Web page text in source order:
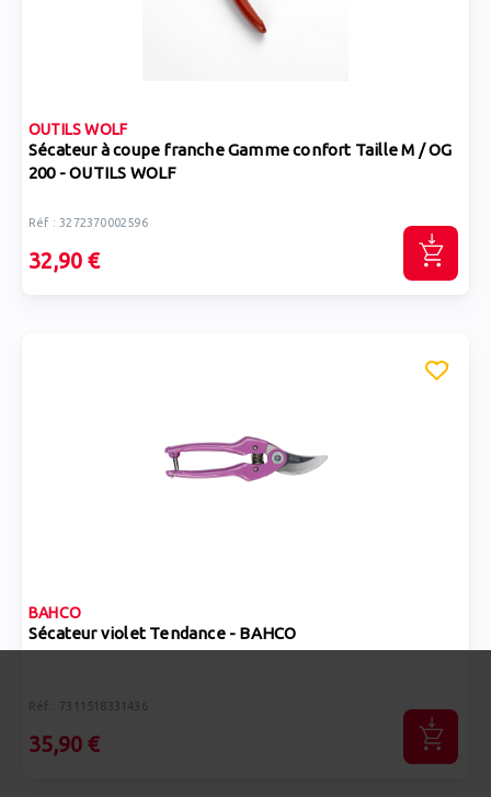
OUTILS WOLF
Sécateur à coupe franche Gamme confort Taille M / OG
200 - OUTILS WOLF
Réf : 3272370002596
32,90 €
BAHCO
Sécateur violet Tendance - BAHCO
Réf : 7311518331436
35,90 €